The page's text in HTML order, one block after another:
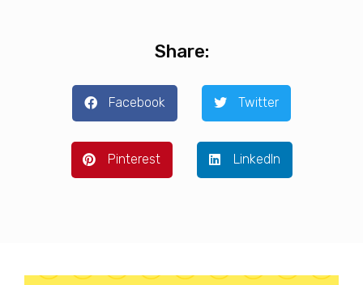
Share:
Facebook Twitter
Pinterest LinkedIn